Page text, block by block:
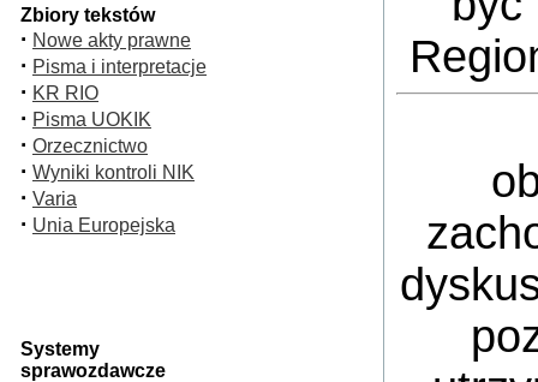
Zbiory tekstów
· Nowe akty prawne
· Pisma i interpretacje
· KR RIO
· Pisma UOKIK
· Orzecznictwo
· Wyniki kontroli NIK
· Varia
· Unia Europejska
Systemy
sprawozdawcze